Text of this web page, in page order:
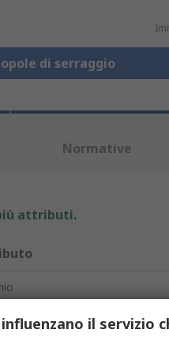
di serraggio
Normative
attributi.
filetto il servizio